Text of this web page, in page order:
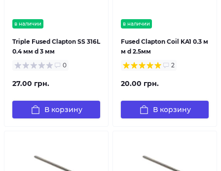
в наличии
Triple Fused Clapton SS 316L
0.4 мм d 3 мм
0
27.00 грн.
В корзину
в наличии
Fused Clapton Coil KA1 0.3 м
м d 2.5мм
2
20.00 грн.
В корзину